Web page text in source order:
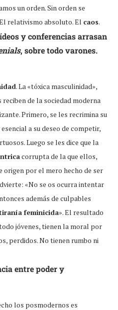
un orden. Sin orden se
relativismo absoluto. El caos.
y conferencias arrasan
, sobre todo varones.
. La «tóxica masculinidad»,
de la sociedad moderna
Primero, se les recrimina su
a su deseo de competir,
Luego se les dice que la
corrupta de la que ellos,
origen por el mero hecho de ser
«No se os ocurra intentar
además de culpables
feminicida». El resultado
jóvenes, tienen la moral por
perdidos. No tienen rumbo ni
entre poder y
los posmodernos es